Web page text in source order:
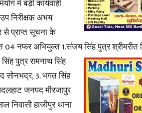
में बड़ी कार्यवाही
निरीक्षक अभय
से प्राप्त सूचना के
नफर अभियुक्त 1.संजय सिंह पुत्र श्रीमरीत
पुत्र रामनाथ सिंह
सोनभद्र, 3. भगत सिंह
जनपद मीरजापुर
निवासी हाजीपुर थाना